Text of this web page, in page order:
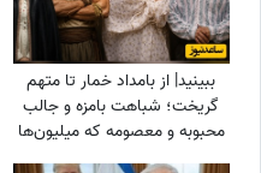
ببینید| از بامداد خمار تا متهم
گریخت؛ شباهت بامزه و جالب
محبوبه و معصومه که میلیون‌ها
بار دیده شد